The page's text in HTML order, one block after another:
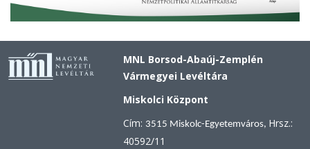
MNL Borsod-Abaúj-Zemplén
Vármegyei Levéltára
Miskolci Központ
Cím: 3515 Miskolc-Egyetemváros, Hrsz.:
40592/11